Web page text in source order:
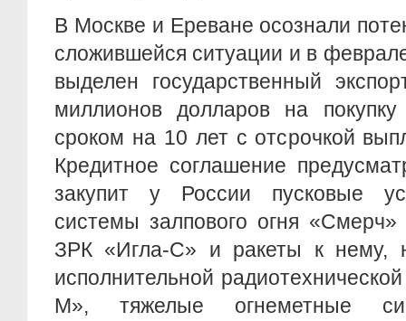
В Москве и Ереване осознали
сложившейся ситуации и в
выделен государственный
миллионов долларов на покупку
сроком на 10 лет с отсрочкой
Кредитное соглашение
закупит у России пусковые
системы залпового огня
ЗРК «Игла-С» и ракеты к нему,
исполнительной
М», тяжелые огнеметные